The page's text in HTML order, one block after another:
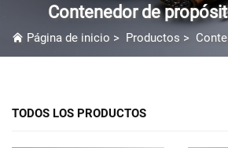
Contenedor de
Página de inicio > Productos >
TODOS LOS PRODUCTOS